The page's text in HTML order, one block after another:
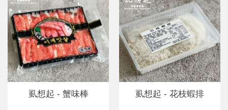
虱想起 - 蟹味棒 虱想起 - 花枝蝦排